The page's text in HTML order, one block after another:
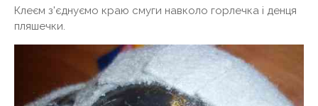
Клеєм з'єднуємо краю смуги навколо горлечка і денця
пляшечки.